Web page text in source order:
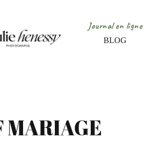
Journal en ligne
BLOG
MARIAGE